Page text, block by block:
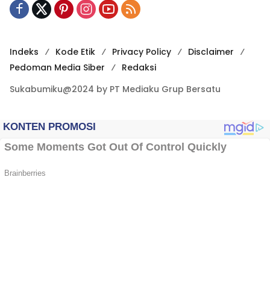
Indeks Kode Etik Privacy Policy
Disclaimer
Pedoman Media Siber
Redaksi
Sukabumiku@2024 by PT Mediaku Grup Bersatu